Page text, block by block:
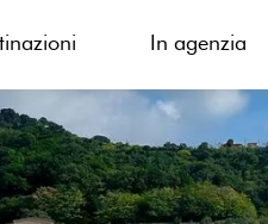
In agenzia